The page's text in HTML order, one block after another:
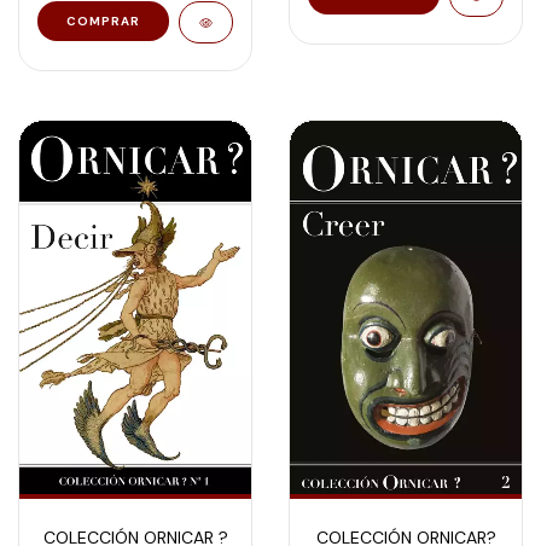
COLECCIÓN ORNICAR ?
COLECCIÓN ORNICAR?